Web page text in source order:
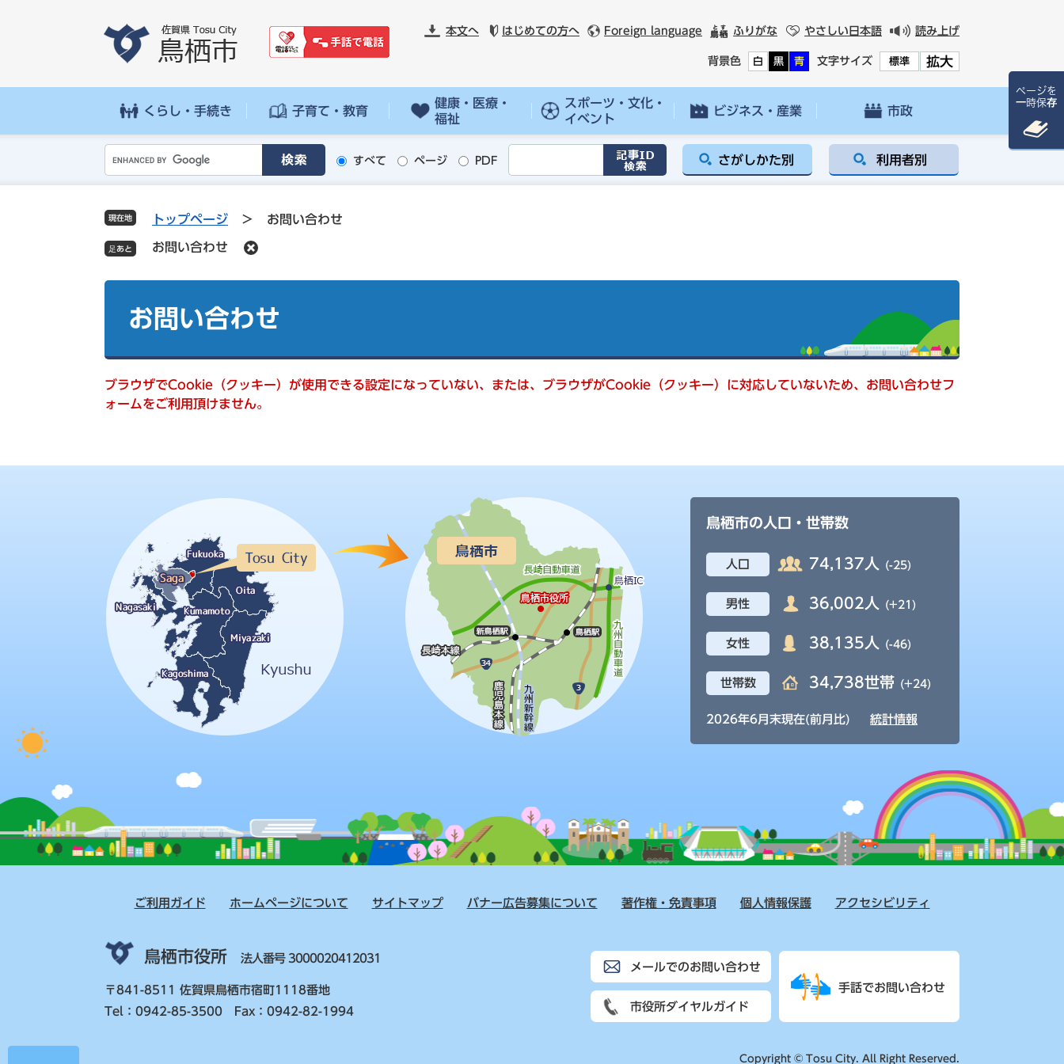
先
を
本文へ はじめての方へ Foreign language ふりがな やさしい日本語 読み上げ
背景色 白 黒 青 文字サイズ 標準 拡大
くらし・手続き 子育て・教育
健康・医療・
福祉
スポーツ・文化・
イベント
ビジネス・産業 市政
o
g
l
e
ス
索
すべて ページ PDF さがしかた別 利用者別
現在地 トップページ > お問い合わせ
お問い合わせ
お問い合わせ
ブラウザでCookie（クッキー）が使用できる設定になっていない、または、ブラウザがCookie（クッキー）に対応していないため、お問い合わせフ
ォームをご利用頂けません。
鳥栖市の人口・世帯数
人口 74,137人 (-25)
男性 36,002人 (+21)
女性 38,135人 (-46)
世帯数 34,738世帯 (+24)
2026年6月末現在(前月比) 統計情報
ご利用ガイド ホームページについて サイトマップ バナー広告募集について 著作権・免責事項 個人情報保護 アクセシビリティ
鳥栖市役所 法人番号 3000020412031
〒841-8511 佐賀県鳥栖市宿町1118番地
Tel：0942-85-3500 Fax：0942-82-1994
メールでのお問い合わせ
市役所ダイヤルガイド
手話でお問い合わせ
Copyright © Tosu City. All Right Reserved.
ページを
一時保存